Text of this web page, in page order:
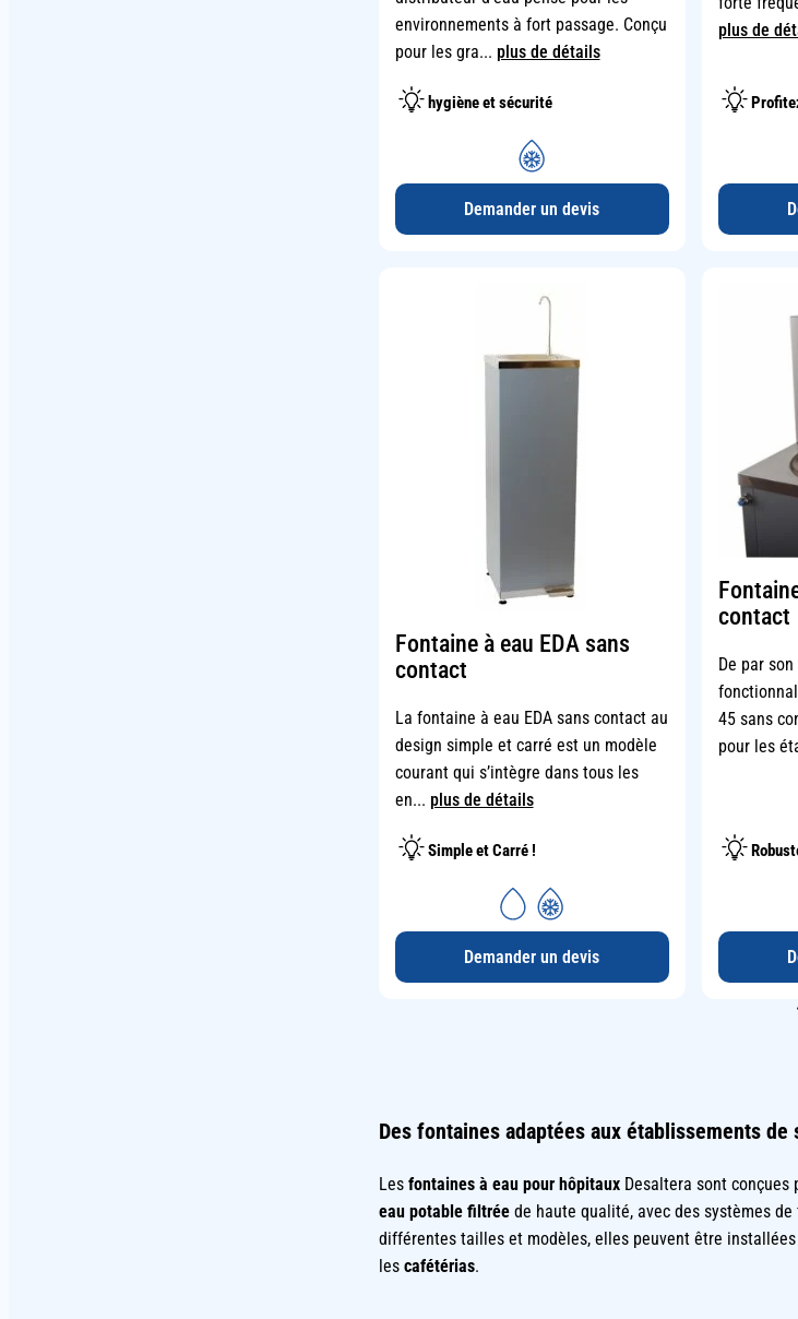
environnements à fort passage. Conçu
pour les gra... plus de détails
hygiène et sécurité
Demander un devis
plus de
Fontaine à eau EDA sans
contact
La fontaine à eau EDA sans contact au
design simple et carré est un modèle
courant qui s’intègre dans tous les
en... plus de détails
Simple et Carré !
Demander un devis
contact
De par
45 sans
pour les
Des fontaines adaptées aux établissements de
Les fontaines à eau pour hôpitauxDesaltera sont conçues
eau potable filtréede haute qualité, avec des systèmes
différentes tailles et modèles, elles peuvent être
les cafétérias.